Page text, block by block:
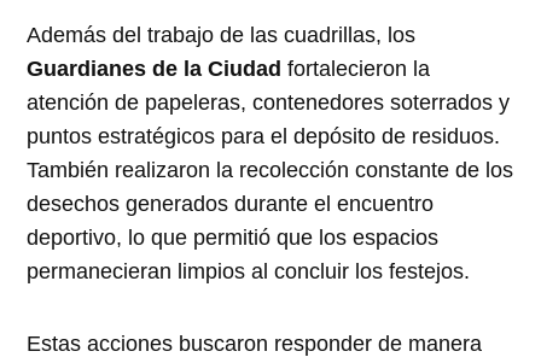
Además del trabajo de las cuadrillas, los
Guardianes de la Ciudad fortalecieron la
atención de papeleras, contenedores soterrados y
puntos estratégicos para el depósito de residuos.
También realizaron la recolección constante de los
desechos generados durante el encuentro
deportivo, lo que permitió que los espacios
permanecieran limpios al concluir los festejos.
Estas acciones buscaron responder de manera